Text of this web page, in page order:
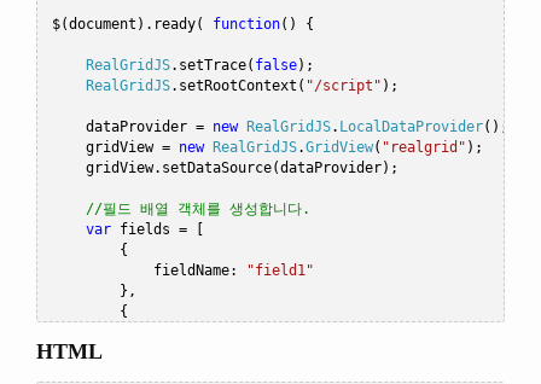
$(document ). ready( function() {
RealGridJS. setTrace( false);
RealGridJS. setRootContext ( "/script" );
    dataProvider
= new RealGridJS. LocalDataProvider();
    gridView
= new RealGridJS.GridView( "realgrid" );
    gridView
. setDataSource(dataProvider);
//필드 배열 객체를 생성합니다.
var fields =
{
            fieldName
:
"field1"
},
{
HTML